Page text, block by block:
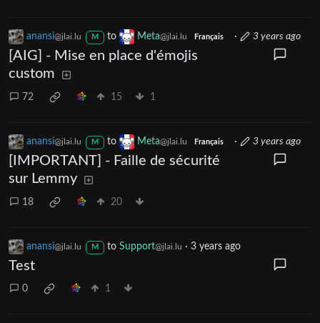
anansi@jlai.lu M to Meta@jlai.lu Français · 3 years ago
[AIG] - Mise en place d'émojis
custom
72 15 1
anansi@jlai.lu M to Meta@jlai.lu Français · 3 years ago
[IMPORTANT] - Faille de sécurité
sur Lemmy
18 20
anansi@jlai.lu M to Support@jlai.lu · 3 years ago
Test
0 1